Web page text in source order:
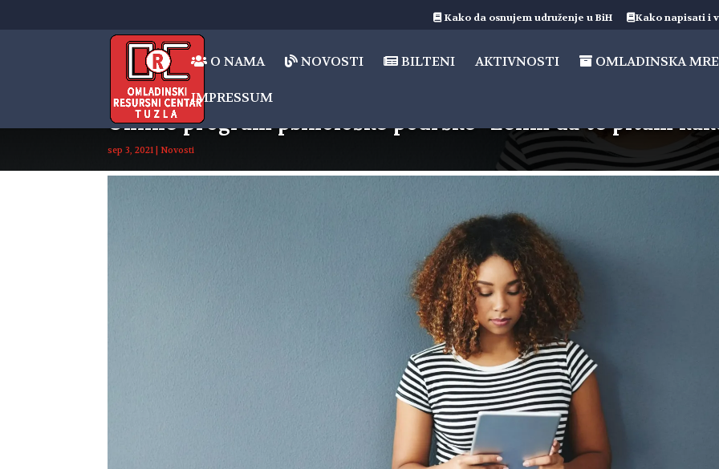
Kako da osnujem udruženje u BiH Kako napisati i
O NAMA NOVOSTI BILTENI AKTIVNOSTI OMLADINSKA
IMPRESSUM
Online program psihološke podrške “Želim da te pitam
sep 3, 2021 |Novosti